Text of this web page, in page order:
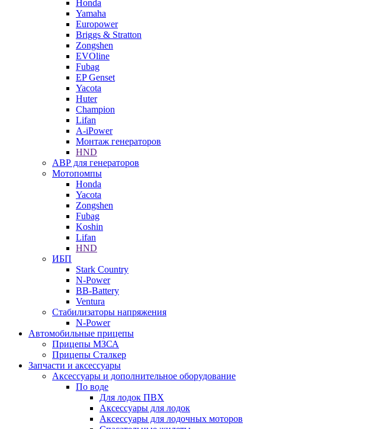
Honda
Yamaha
Europower
Briggs & Stratton
Zongshen
EVOline
Fubag
EP Genset
Yacota
Huter
Champion
Lifan
A-iPower
Монтаж генераторов
HND
АВР для генераторов
Мотопомпы
Honda
Yacota
Zongshen
Fubag
Koshin
Lifan
HND
ИБП
Stark Country
N-Power
BB-Battery
Ventura
Стабилизаторы напряжения
N-Power
Автомобильные прицепы
Прицепы МЗСА
Прицепы Сталкер
Запчасти и аксессуары
Аксессуары и дополнительное оборудование
По воде
Для лодок ПВХ
Аксессуары для лодок
Аксессуары для лодочных моторов